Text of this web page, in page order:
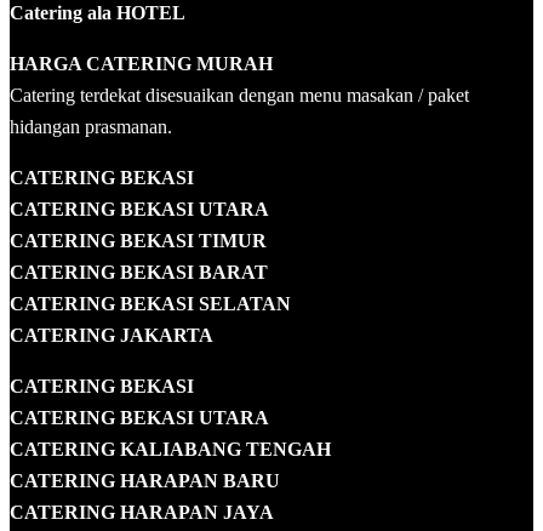
Catering ala HOTEL
HARGA CATERING MURAH
Catering terdekat disesuaikan dengan menu masakan / paket
hidangan prasmanan.
CATERING BEKASI
CATERING BEKASI UTARA
CATERING BEKASI TIMUR
CATERING BEKASI BARAT
CATERING BEKASI SELATAN
CATERING JAKARTA
CATERING BEKASI
CATERING BEKASI UTARA
CATERING KALIABANG TENGAH
CATERING HARAPAN BARU
CATERING HARAPAN JAYA